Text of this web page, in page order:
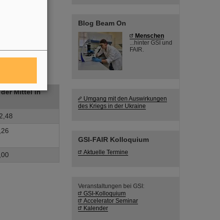
Sprache
Mittel in
Blog Beam On
Menschen
...hinter GSI und
FAIR.
Umgang mit den Auswirkungen
des Kriegs in der Ukraine
GSI-FAIR Kolloquium
Aktuelle Termine
Veranstaltungen bei GSI:
GSI-Kolloquium
Accelerator Seminar
Kalender